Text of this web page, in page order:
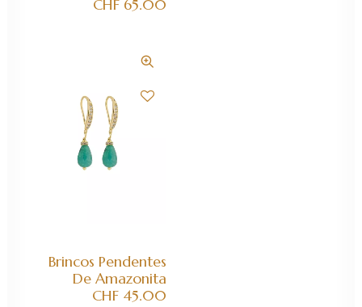
CHF 65.00
ADICIONAR AO CARRINHO
Brincos Pendentes
De Amazonita
CHF 45.00